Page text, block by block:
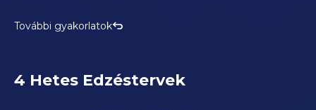
További gyakorlatok
4 Hetes Edzéstervek